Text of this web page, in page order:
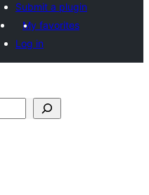
Submit a plugin
My favorites
Log in